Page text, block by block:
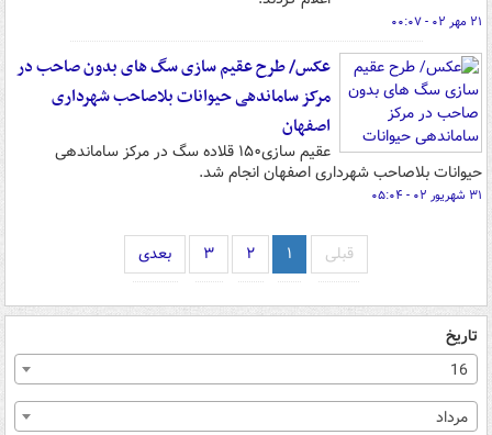
۲۱ مهر ۰۲ - ۰۰:۰۷
عکس/ طرح عقیم سازی سگ های بدون صاحب در
مرکز ساماندهی حیوانات بلاصاحب شهرداری
اصفهان
عقیم‌ سازی۱۵۰ قلاده سگ در مرکز ساماندهی
حیوانات بلاصاحب شهرداری اصفهان انجام شد.
۳۱ شهریور ۰۲ - ۰۵:۰۴
قبلی ۱ ۲ ۳ بعدی
تاریخ
16
مرداد